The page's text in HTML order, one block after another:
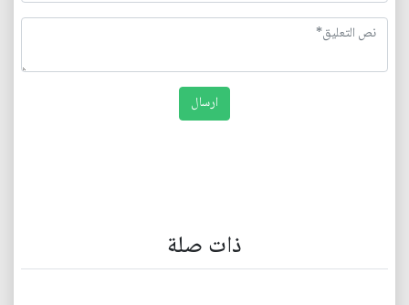
ذات صلة